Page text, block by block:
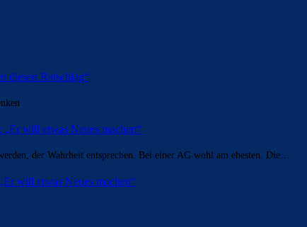
diesen Ratschlag“
will etwas Neues machen“
der Wahrheit entsprechen. Bei einer AG wohl am ehesten. Die…
will etwas Neues machen“